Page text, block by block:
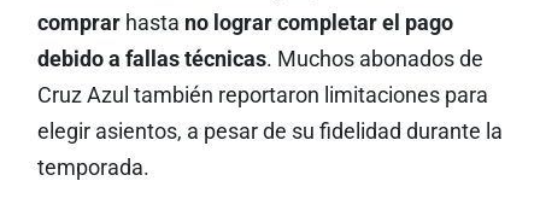
comprarhasta no lograr completar el pago
debido a fallas técnicas. Muchos abonados de
Cruz Azul también reportaron limitaciones para
elegir asientos, a pesar de su fidelidad durante la
temporada.